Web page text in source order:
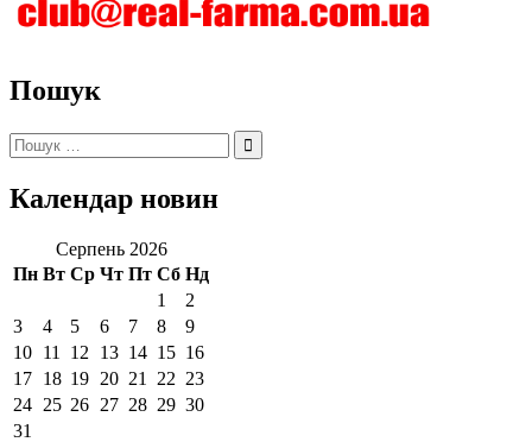
Пошук
Пошук:
Календар новин
Серпень 2026
Пн Вт Ср Чт Пт Сб Нд
1
2
3
4 5 6 7 8
9
10 11 12 13 14 15 16
17 18 19 20 21 22 23
24 25 26 27 28 29 30
31